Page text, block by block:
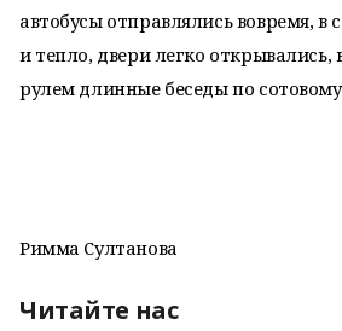
автобусы отправлялись вовремя, в
и тепло, двери легко открывались,
рулем длинные беседы по
Римма Султанова
Читайте нас